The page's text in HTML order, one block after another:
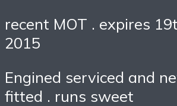
recent MOT . expires
2015
Engined serviced and
fitted . runs sweet